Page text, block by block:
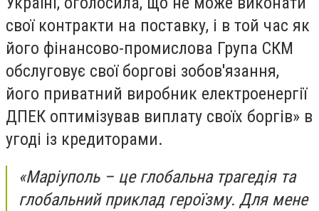
свої контракти на поставку, і в той час як
його фінансово-промислова Група СКМ
обслуговує свої боргові зобов'язання,
його приватний виробник електроенергії
ДПЕК оптимізував виплату своїх боргів» в
угоді із кредиторами.
«Маріуполь – це глобальна трагедія та
глобальний приклад героїзму. Для мене